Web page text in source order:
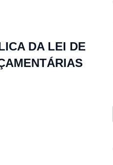
DA LEI DE